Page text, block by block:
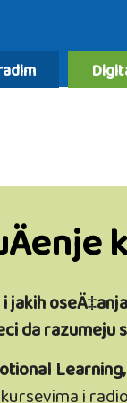
da razumeju
Learning,